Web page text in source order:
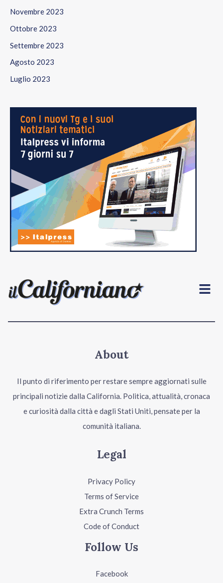
Novembre 2023
Ottobre 2023
Settembre 2023
Agosto 2023
Luglio 2023
Menu
About
Il punto di riferimento per restare sempre aggiornati sulle
principali notizie dalla California. Politica, attualità, cronaca
e curiosità dalla città e dagli Stati Uniti, pensate per la
comunità italiana.
Legal
Privacy Policy
Terms of Service
Extra Crunch Terms
Code of Conduct
Follow Us
Facebook